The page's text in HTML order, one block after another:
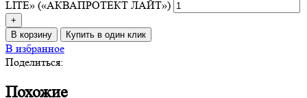
LITE» («АКВАПРОТЕКТ ЛАЙТ»)
В корзину Купить в один клик
В избранное
Поделиться:
Похожие